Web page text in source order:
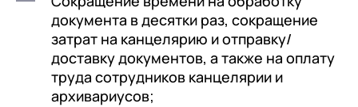
документа в десятки раз, сокращение
затрат на канцелярию и отправку/
доставку документов, а также на оплату
труда сотрудников канцелярии и
архивариусов;